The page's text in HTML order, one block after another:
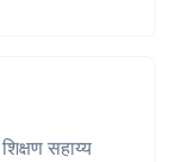
सहाय्य